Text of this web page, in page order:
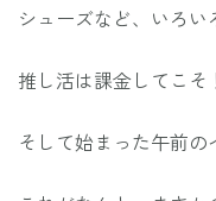
シューズなど、いろい
推し活は課金してこそ
そして始まった午前の